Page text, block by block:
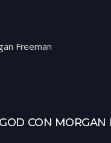
Freeman
CON MORGAN